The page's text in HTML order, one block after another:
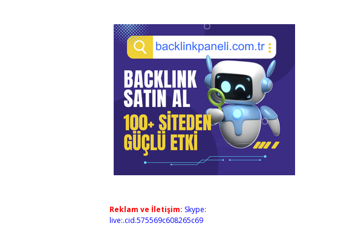
Reklam ve İletişim: Skype:
live:.cid.575569c608265c69